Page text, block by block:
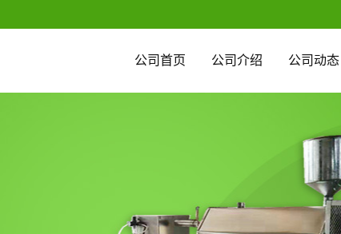
公司首页 公司介绍 公司动态